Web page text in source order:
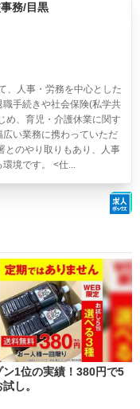
務/目黒
、人事・労務を中心とした
手続きや社会保険(私学共
め、育児・介護休業に関す
い業務に携わっていただ
とのやり取りもあり、人事
境です。 <仕...
ン1位の実績！380円で5
し。